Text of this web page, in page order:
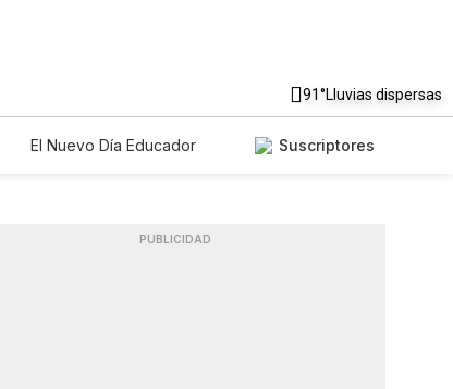
91°Lluvias dispersas
El Nuevo Día Educador
Suscriptores
PUBLICIDAD